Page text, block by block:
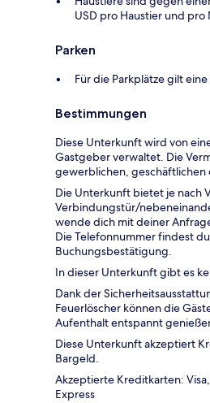
USD pro Haustier und pro
Parken
Für die Parkplätze gilt
Bestimmungen
Diese Unterkunft wird von
Gastgeber verwaltet. Die
gewerblichen,
Die Unterkunft bietet je nach
Verbindungstür/
wende dich mit deiner
Die Telefonnummer findest
Buchungsbestätigung.
In dieser Unterkunft gibt es
Dank der
Feuerlöscher können die
Aufenthalt entspannt
Diese Unterkunft akzeptiert
Bargeld.
Akzeptierte Kreditkarten:
Express